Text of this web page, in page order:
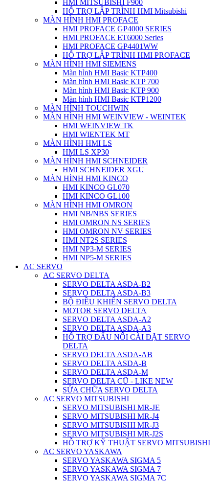
HMI MITSUBISHI F900
HỖ TRỢ LẬP TRÌNH HMI Mitsubishi
MÀN HÌNH HMI PROFACE
HMI PROFACE GP4000 SERIES
HMI PROFACE ET6000 Series
HMI PROFACE GP4401WW
HỖ TRỢ LẬP TRÌNH HMI PROFACE
MÀN HÌNH HMI SIEMENS
Màn hình HMI Basic KTP400
Màn hình HMI Basic KTP 700
Màn hình HMI Basic KTP 900
Màn hình HMI Basic KTP1200
MÀN HÌNH TOUCHWIN
MÀN HÌNH HMI WEINVIEW - WEINTEK
HMI WEINVIEW TK
HMI WIENTEK MT
MÀN HÌNH HMI LS
HMI LS XP30
MÀN HÌNH HMI SCHNEIDER
HMI SCHNEIDER XGU
MÀN HÌNH HMI KINCO
HMI KINCO GL070
HMI KINCO GL100
MÀN HÌNH HMI OMRON
HMI NB/NBS SERIES
HMI OMRON NS SERIES
HMI OMRON NV SERIES
HMI NT2S SERIES
HMI NP3-M SERIES
HMI NP5-M SERIES
AC SERVO
AC SERVO DELTA
SERVO DELTA ASDA-B2
SERVO DELTA ASDA-B3
BỘ ĐIỀU KHIỂN SERVO DELTA
MOTOR SERVO DELTA
SERVO DELTA ASDA-A2
SERVO DELTA ASDA-A3
HỖ TRỢ ĐẤU NỐI CÀI ĐẶT SERVO
DELTA
SERVO DELTA ASDA-AB
SERVO DELTA ASDA-B
SERVO DELTA ASDA-M
SERVO DELTA CŨ - LIKE NEW
SỬA CHỮA SERVO DELTA
AC SERVO MITSUBISHI
SERVO MITSUBISHI MR-JE
SERVO MITSUBISHI MR-J4
SERVO MITSUBISHI MR-J3
SERVO MITSUBISHI MR-J2S
HỖ TRỢ KỸ THUẬT SERVO MITSUBISHI
AC SERVO YASKAWA
SERVO YASKAWA SIGMA 5
SERVO YASKAWA SIGMA 7
SERVO YASKAWA SIGMA 7C